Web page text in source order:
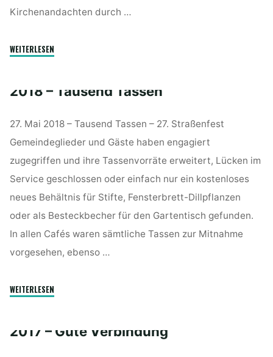
Kirchenandachten durch …
WEITERLESEN
dem
2018 – Tausend Tassen
27. Mai 2018 – Tausend Tassen – 27. Straßenfest
Gemeindeglieder und Gäste haben engagiert
zugegriffen und ihre Tassenvorräte erweitert, Lücken im
Service geschlossen oder einfach nur ein kostenloses
neues Behältnis für Stifte, Fensterbrett-Dillpflanzen
oder als Besteckbecher für den Gartentisch gefunden.
In allen Cafés waren sämtliche Tassen zur Mitnahme
vorgesehen, ebenso …
WEITERLESEN
Tassen"
2017 – Gute Verbindung